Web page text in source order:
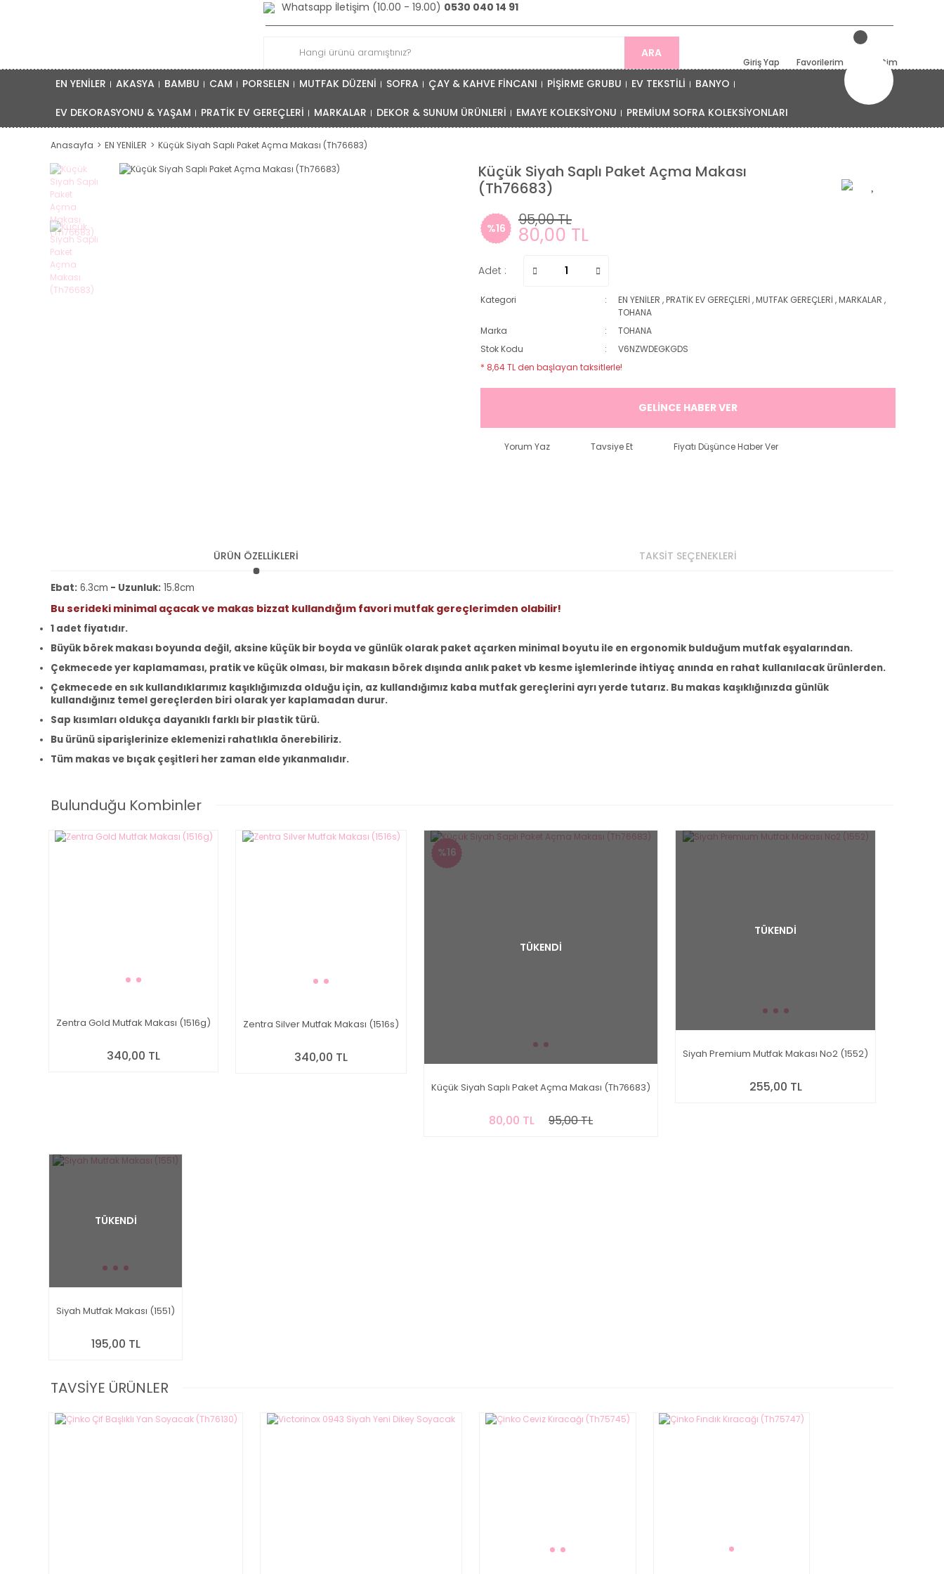
Whatsapp İletişim (10.00 - 19.00) 0530 040 14 91
ARA
Giriş Yap Favorilerim Sepetim
EN YENİLER AKASYA BAMBU CAM PORSELEN MUTFAK DÜZENİ SOFRA ÇAY & KAHVE FİNCANI PİŞİRME GRUBU EV TEKSTİLİ BANYO
EV DEKORASYONU & YAŞAM PRATİK EV GEREÇLERİ MARKALAR DEKOR & SUNUM ÜRÜNLERİ EMAYE KOLEKSİYONU PREMİUM SOFRA KOLEKSİYONLARI
Anasayfa EN YENİLER Küçük Siyah Saplı Paket Açma Makası (Th76683)
Küçük Siyah Saplı Paket Açma Makası
(Th76683)
%16 95,00 TL
80,00 TL
Adet :
Kategori EN YENİLER ,PRATİK EV GEREÇLERİ ,MUTFAK GEREÇLERİ ,MARKALAR ,
TOHANA
Marka
TOHANA
Stok Kodu
V6NZWDEGKGDS
* 8,64 TL den başlayan taksitlerle!
GELİNCE HABER VER
Yorum Yaz Tavsiye Et Fiyatı Düşünce Haber Ver
ÜRÜN ÖZELLİKLERİ TAKSİT SEÇENEKLERİ
Ebat: 6.3cm - Uzunluk: 15.8cm
Bu serideki minimal açacak ve makas bizzat kullandığım favori mutfak gereçlerimden olabilir!
1 adet fiyatıdır.
Büyük börek makası boyunda değil, aksine küçük bir boyda ve günlük olarak paket açarken minimal boyutu ile en ergonomik bulduğum mutfak eşyalarından.
Çekmecede yer kaplamaması, pratik ve küçük olması, bir makasın börek dışında anlık paket vb kesme işlemlerinde ihtiyaç anında en rahat kullanılacak ürünlerden.
Çekmecede en sık kullandıklarımız kaşıklığımızda olduğu için, az kullandığımız kaba mutfak gereçlerini ayrı yerde tutarız. Bu makas kaşıklığınızda günlük
kullandığınız temel gereçlerden biri olarak yer kaplamadan durur.
Sap kısımları oldukça dayanıklı farklı bir plastik türü.
Bu ürünü siparişlerinize eklemenizi rahatlıkla önerebiliriz.
Tüm makas ve bıçak çeşitleri her zaman elde yıkanmalıdır.
Bulunduğu Kombinler
Zentra Gold Mutfak Makası (1516g)
340,00 TL
Zentra Silver Mutfak Makası (1516s)
340,00 TL
%16
TÜKENDİ
Küçük Siyah Saplı Paket Açma Makası (Th76683)
80,00 TL 95,00 TL
TÜKENDİ
Siyah Premium Mutfak Makası No2 (1552)
255,00 TL
TÜKENDİ
Siyah Mutfak Makası (1551)
195,00 TL
TAVSİYE ÜRÜNLER